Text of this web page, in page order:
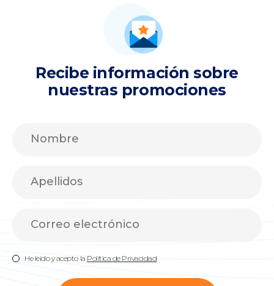
Recibe información sobre
nuestras promociones
He leído y acepto la Política de Privacidad